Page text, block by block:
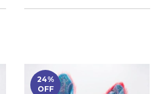
24%
OFF